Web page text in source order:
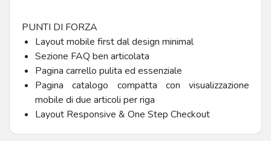
PUNTI DI FORZA
Layout mobile first dal design minimal
Sezione FAQ ben articolata
Pagina carrello pulita ed essenziale
Pagina catalogo compatta con visualizzazione
mobile di due articoli per riga
Layout Responsive & One Step Checkout